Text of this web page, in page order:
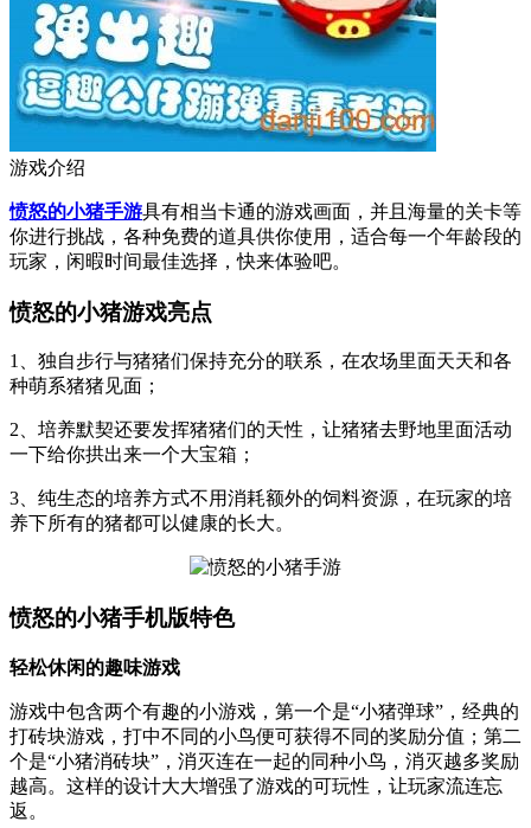
游戏介绍
愤怒的小猪手游具有相当卡通的游戏画面，并且海量的关卡等
你进行挑战，各种免费的道具供你使用，适合每一个年龄段的
玩家，闲暇时间最佳选择，快来体验吧。
愤怒的小猪游戏亮点
1、独自步行与猪猪们保持充分的联系，在农场里面天天和各
种萌系猪猪见面；
2、培养默契还要发挥猪猪们的天性，让猪猪去野地里面活动
一下给你拱出来一个大宝箱；
3、纯生态的培养方式不用消耗额外的饲料资源，在玩家的培
养下所有的猪都可以健康的长大。
愤怒的小猪手机版特色
轻松休闲的趣味游戏
游戏中包含两个有趣的小游戏，第一个是“小猪弹球”，经典的
打砖块游戏，打中不同的小鸟便可获得不同的奖励分值；第二
个是“小猪消砖块”，消灭连在一起的同种小鸟，消灭越多奖励
越高。这样的设计大大增强了游戏的可玩性，让玩家流连忘
返。